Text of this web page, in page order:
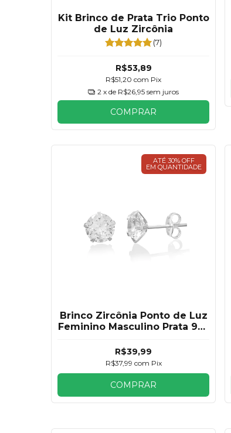
Kit Brinco de Prata Trio Ponto
de Luz Zircônia
(7)
R$53,89
R$51,20com Pix
2 x de R$26,95 sem juros
COMPRAR
ATÉ 30% OFF
EM QUANTIDADE
Brinco Zircônia Ponto de Luz
Feminino Masculino Prata 925
R$39,99
R$37,99 com Pix
COMPRAR